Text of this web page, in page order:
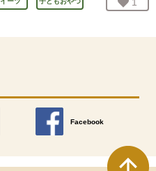
す。
Facebook
別のウィンドウで開きます